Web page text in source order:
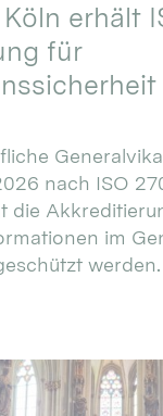
erhält
für
nach ISO
die
im
werden.